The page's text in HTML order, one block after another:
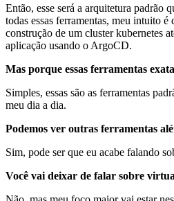
Então, esse será a arquitetura padrão
todas essas ferramentas, meu intuito é
construção de um cluster kubernetes
aplicação usando o ArgoCD.
Mas porque essas ferramentas
Simples, essas são as ferramentas
meu dia a dia.
Podemos ver outras ferramentas
Sim, pode ser que eu acabe falando
Você vai deixar de falar sobre